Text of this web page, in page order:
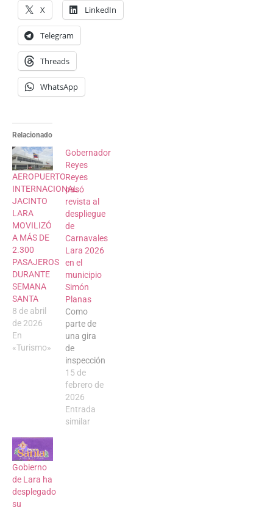
X LinkedIn
Telegram
Threads
WhatsApp
Relacionado
AEROPUERTO
INTERNACIONAL
JACINTO
LARA
MOVILIZÓ
A MÁS DE
2.300
PASAJEROS
DURANTE
SEMANA
SANTA
8 de abril
de 2026
En
«Turismo»
Gobernador
Reyes
Reyes
pasó
revista al
despliegue
de
Carnavales
Lara 2026
en el
municipio
Simón
Planas
Como
parte de
una gira
de
inspección
y
promoción
de las
bellezas
naturales
15 de
febrero de
2026
Entrada
similar
Gobierno
de Lara ha
desplegado
su